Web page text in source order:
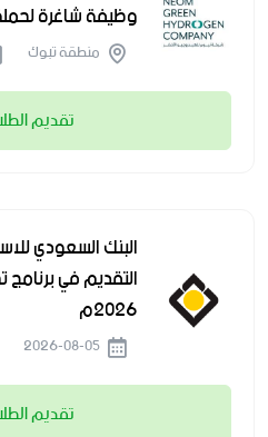
وظيفة شاغرة
منطقة تبوك
تقديم
البنك السعودي
التقديم في برنامج
2026م
تقديم